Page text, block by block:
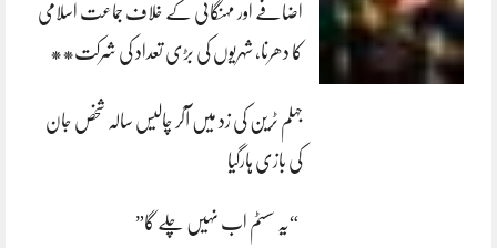
اضافے اور مہنگائی کے خلاف جماعت اسلامی
کا دھرنا، شہریوں کی بڑی تعداد کی شرکت**
جہلم ٹرین کی زد میں آکر چالیس سالہ شخص جان
کی بازی ہارگیا
“یہ سسٹم اب نہیں چلے گا”